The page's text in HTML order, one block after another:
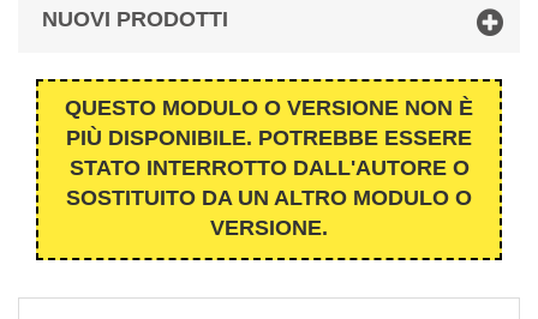
NUOVI PRODOTTI
QUESTO MODULO O VERSIONE NON È
PIÙ DISPONIBILE. POTREBBE ESSERE
STATO INTERROTTO DALL'AUTORE O
SOSTITUITO DA UN ALTRO MODULO O
VERSIONE.